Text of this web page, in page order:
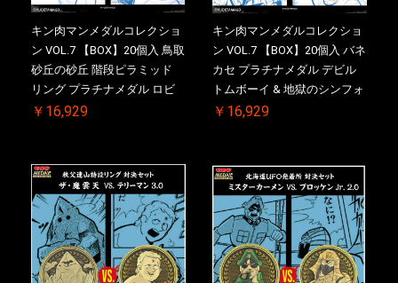
キン肉マンメダルコレクショ
ン VOL.7 【BOX】20個入 鳥取
砂丘の砂丘 階段ピラミッド
リング プラチナメダル ロビ
ンマスク VS.ネメシス 【初回
2026/10/30 一斉出荷予定
￥16,929
キン肉マンメダルコレクショ
ン VOL.7 【BOX】20個入 バネ
カセ プラチナメダル デビル
トムボーイ & 地獄のシンフォ
ニー ケース付き【初回購入特
一斉出荷予定
￥16,929